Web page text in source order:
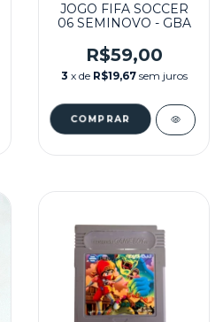
JOGO FIFA SOCCER
06 SEMINOVO - GBA
R$59,00
3 x de R$19,67 sem juros